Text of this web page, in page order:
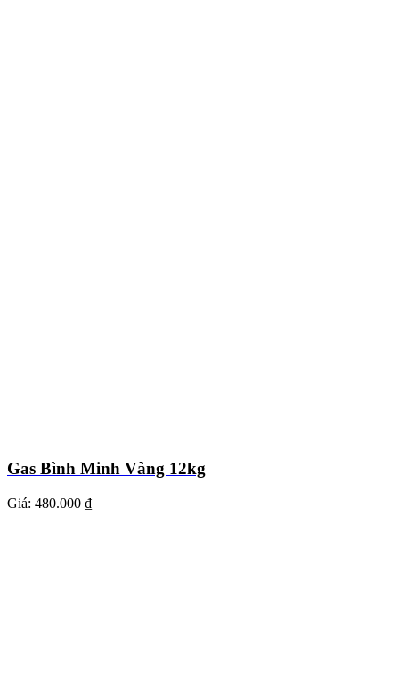
Gas Bình Minh Vàng 12kg
Giá: 480.000 ₫